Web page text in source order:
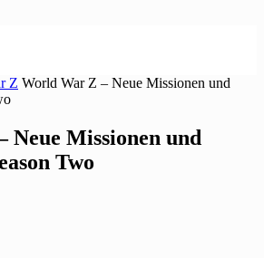
Z World War Z – Neue Missionen und
Missionen und
Two